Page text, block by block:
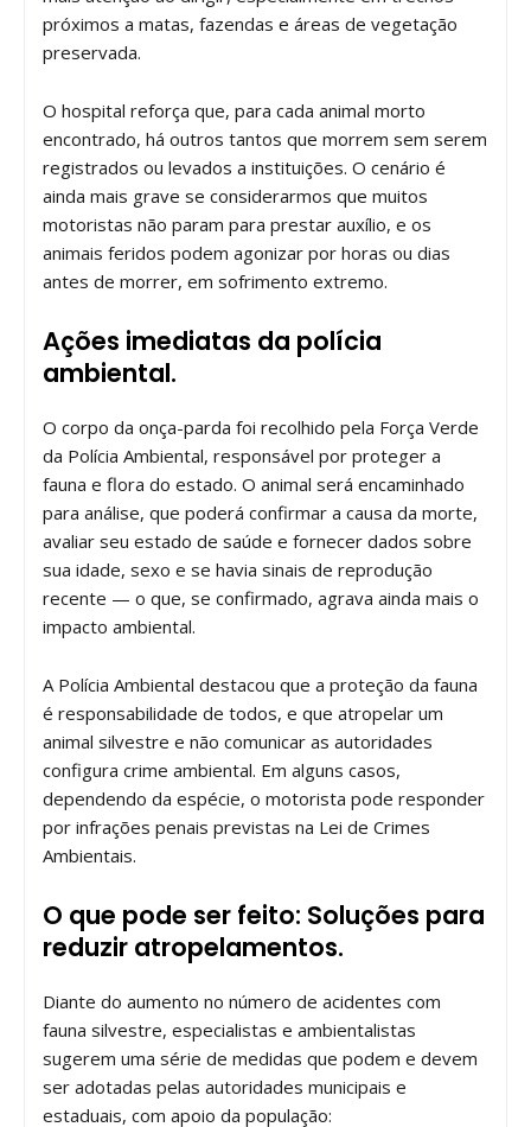
próximos a matas, fazendas e áreas de vegetação
preservada.
O hospital reforça que, para cada animal morto
encontrado, há outros tantos que morrem sem serem
registrados ou levados a instituições. O cenário é
ainda mais grave se considerarmos que muitos
motoristas não param para prestar auxílio, e os
animais feridos podem agonizar por horas ou dias
antes de morrer, em sofrimento extremo.
Ações imediatas da polícia
ambiental.
O corpo da onça-parda foi recolhido pela Força Verde
da Polícia Ambiental, responsável por proteger a
fauna e flora do estado. O animal será encaminhado
para análise, que poderá confirmar a causa da morte,
avaliar seu estado de saúde e fornecer dados sobre
sua idade, sexo e se havia sinais de reprodução
recente — o que, se confirmado, agrava ainda mais o
impacto ambiental.
A Polícia Ambiental destacou que a proteção da fauna
é responsabilidade de todos, e que atropelar um
animal silvestre e não comunicar as autoridades
configura crime ambiental. Em alguns casos,
dependendo da espécie, o motorista pode responder
por infrações penais previstas na Lei de Crimes
Ambientais.
O que pode ser feito: Soluções para
reduzir atropelamentos.
Diante do aumento no número de acidentes com
fauna silvestre, especialistas e ambientalistas
sugerem uma série de medidas que podem e devem
ser adotadas pelas autoridades municipais e
estaduais, com apoio da população: